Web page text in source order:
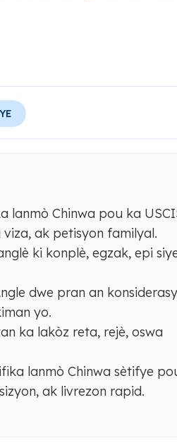
lanmò Chinwa pou ka
ak petisyon familyal.
ki konplè, egzak, epi
dwe pran an
yo.
ka lakòz reta, rejè, oswa
lanmò Chinwa sètifye
ak livrezon rapid.